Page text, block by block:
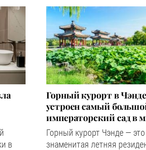
в
Горный курорт в
устроен самый
императорский сад в
Горный курорт Чэнде — это
знаменитая летняя